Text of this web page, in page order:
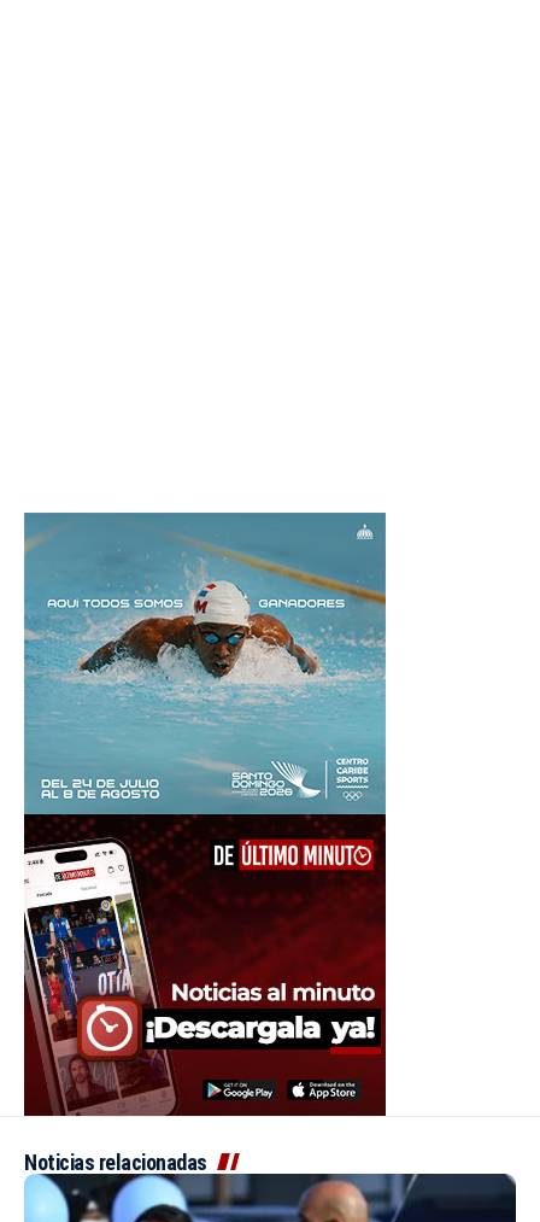
Noticias relacionadas